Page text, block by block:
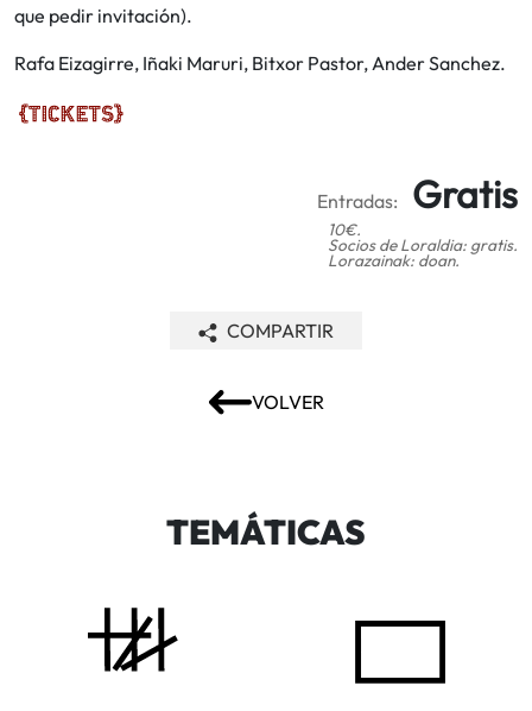
que pedir invitación).
Rafa Eizagirre, Iñaki Maruri, Bitxor Pastor, Ander Sanchez.
Entradas: Gratis
10€.
Socios de Loraldia: gratis.
Lorazainak: doan.
VOLVER
COMPARTIR
TEMÁTICAS